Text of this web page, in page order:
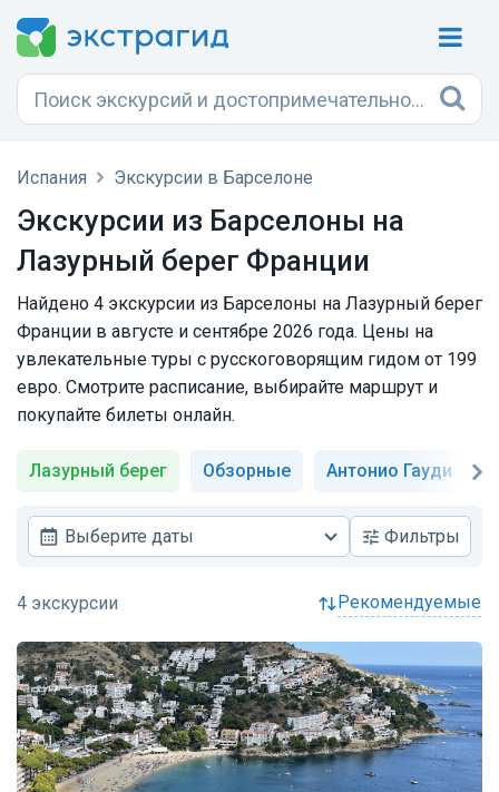
Испания Экскурсии в Барселоне
Экскурсии из Барселоны на
Лазурный берег Франции
Найдено 4 экскурсии из Барселоны на Лазурный берег
Франции в августе и сентябре 2026 года. Цены на
увлекательные туры с русскоговорящим гидом от 199
евро. Смотрите расписание, выбирайте маршрут и
покупайте билеты онлайн.
Лазурный берег Обзорные Антонио Гауди
Выберите даты Фильтры
рекомендуемые